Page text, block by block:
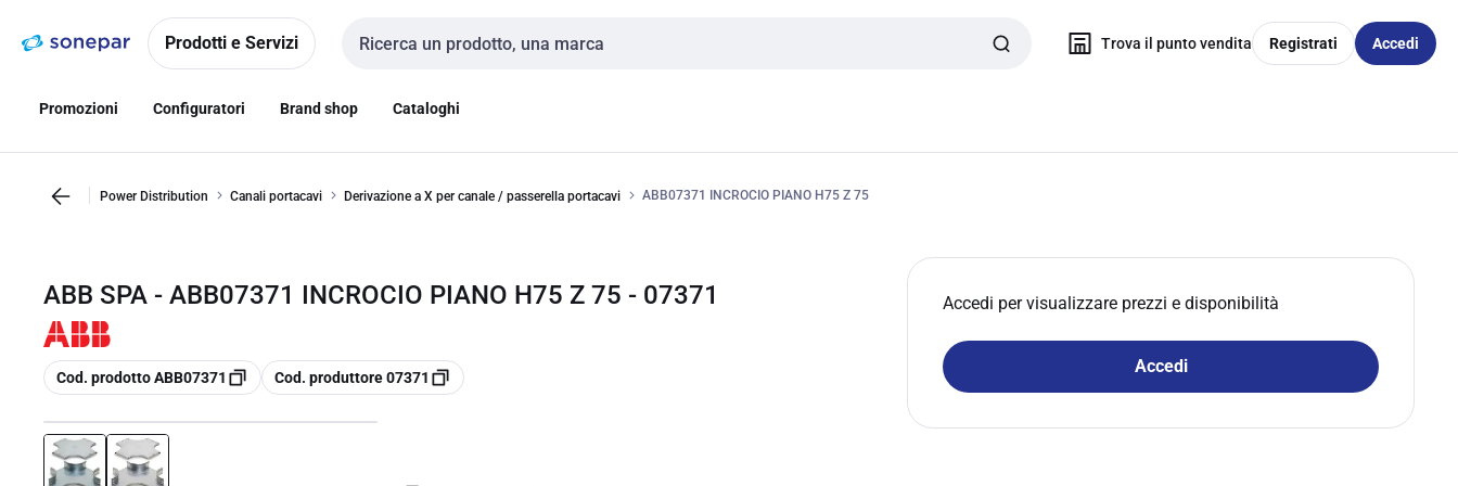
navigazionealla
Prodotti e Servizi
Cerca input
Trova il punto vendita Registrati Accedi
Promozioni Configuratori Brand shop Cataloghi
Power Distribution Canali portacavi Derivazione a X per canale / passerella portacavi ABB07371 INCROCIO PIANO H75 Z 75
ABB SPA - ABB07371 INCROCIO PIANO H75 Z 75 - 07371
copia
Cod. prodotto ABB07371 copia
Cod. produttore 07371
Accedi per visualizzare prezzi e disponibilità
Accedi